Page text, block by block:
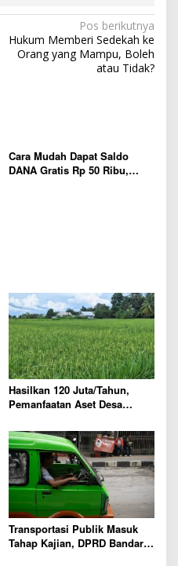
Pos berikutnya
Hukum Memberi Sedekah ke
Orang yang Mampu, Boleh
atau Tidak?
Cara Mudah Dapat Saldo
DANA Gratis Rp 50 Ribu,
Hasilkan 120 Juta/Tahun,
Pemanfaatan Aset Desa
Korupsi?
Transportasi Publik Masuk
Tahap Kajian, DPRD Bandar